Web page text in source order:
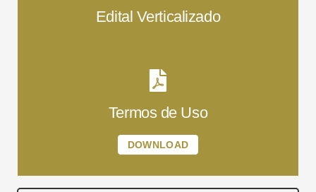
Edital Verticalizado
Termos de Uso
DOWNLOAD